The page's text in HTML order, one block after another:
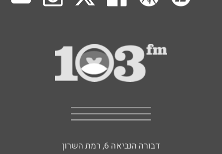
דבורה הנביאה 6, רמת השרון